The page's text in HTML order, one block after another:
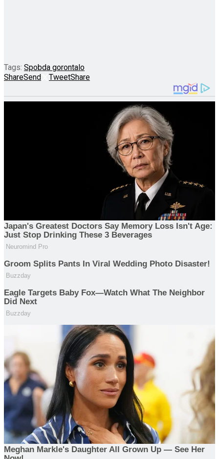
Tags: Spobda gorontalo
ShareSend TweetShare